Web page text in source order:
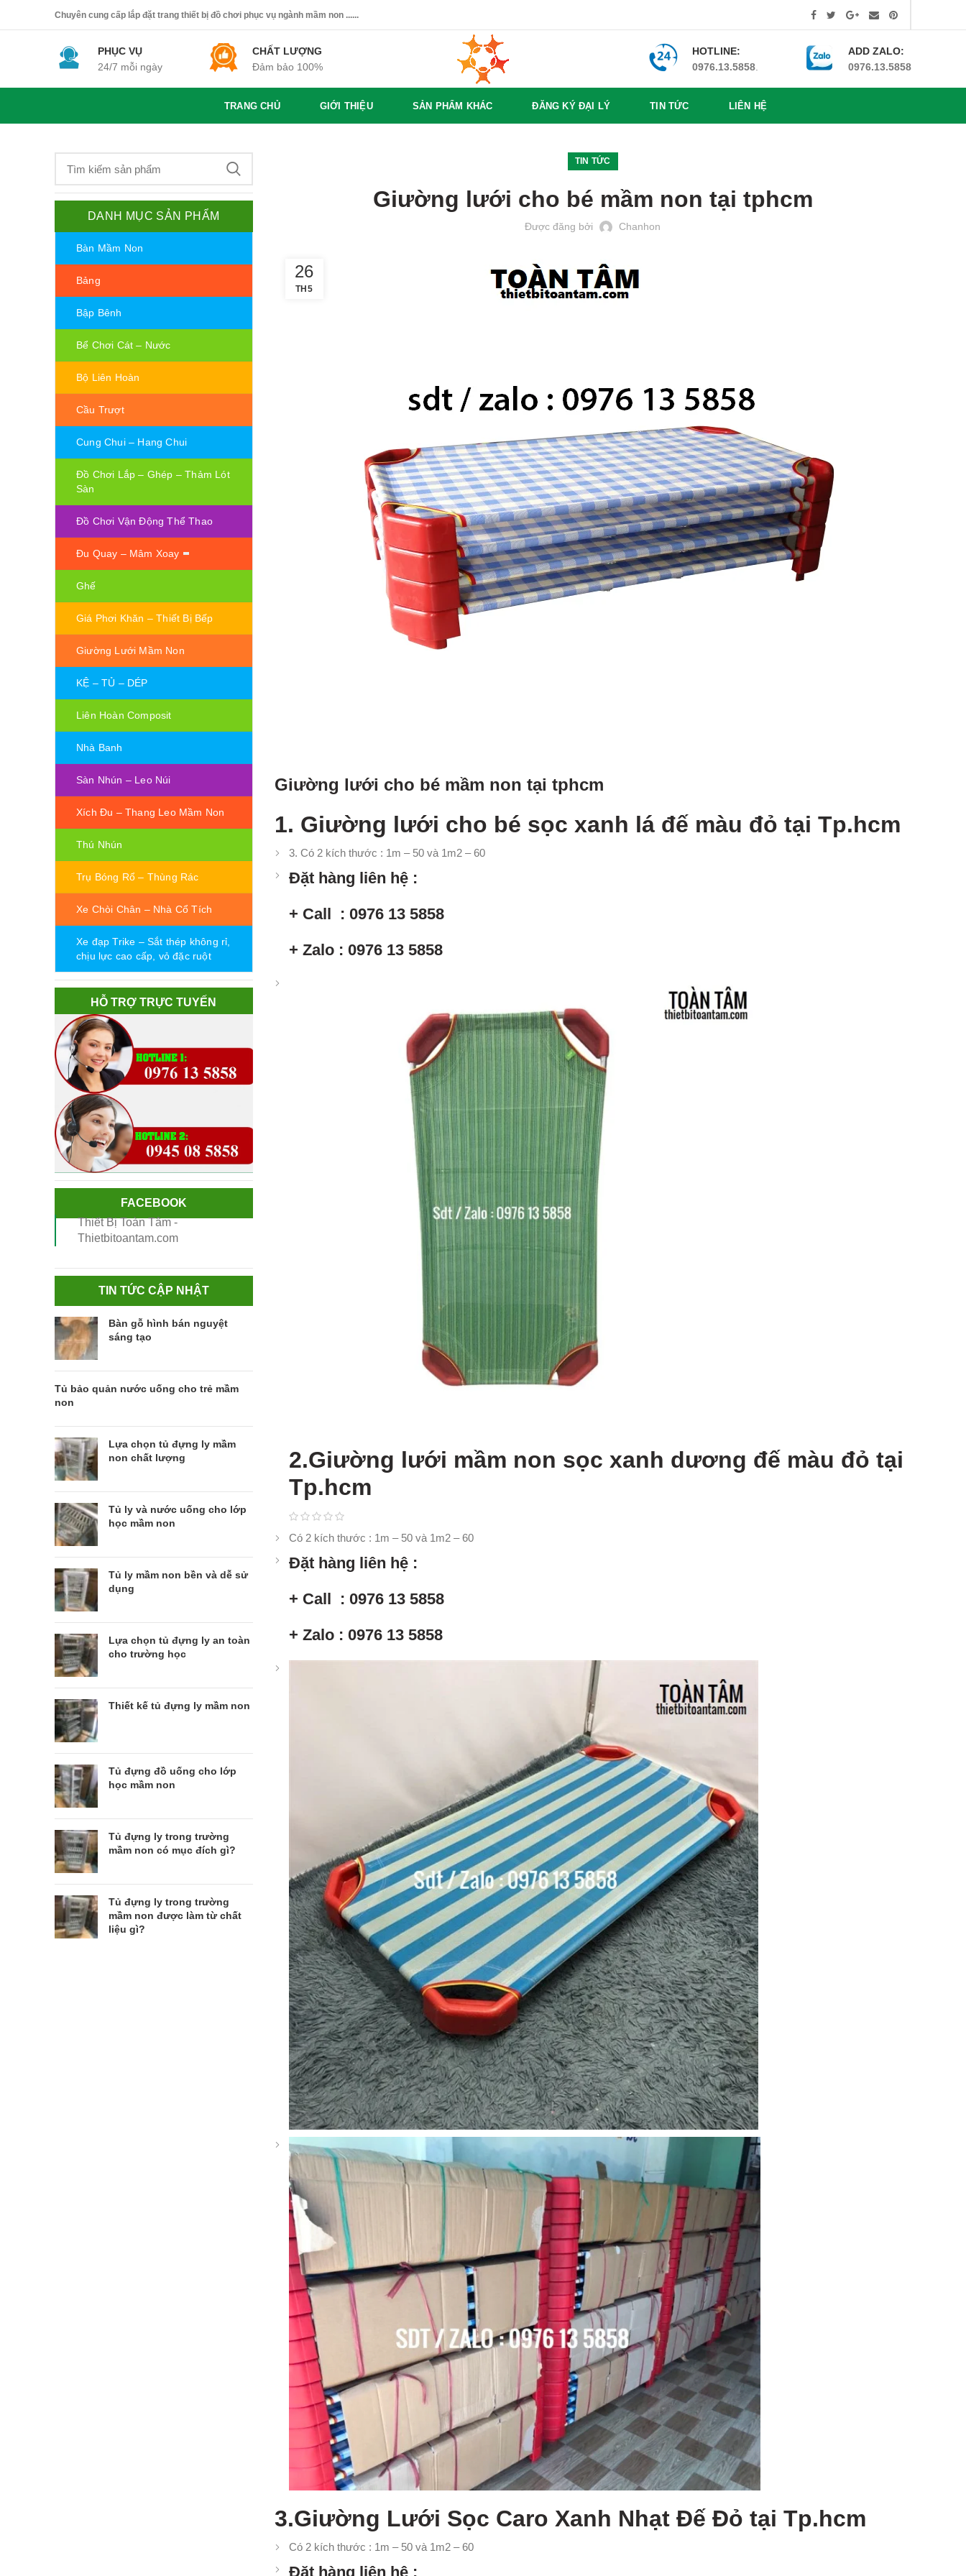
Chuyên cung cấp lắp đặt trang thiết bị đồ chơi phục vụ ngành mầm non ......
PHỤC VỤ
24/7 mỗi ngày
CHẤT LƯỢNG
Đảm bảo 100%
HOTLINE:
0976.13.5858
ADD ZALO:
0976.13.5858
TRANG CHỦ GIỚI THIỆU SẢN PHẨM KHÁC ĐĂNG KÝ ĐẠI LÝ TIN TỨC LIÊN HỆ
TIN TỨC
Giường lưới cho bé mầm non tại tphcm
Được đăng bởi Chanhon
26
TH5
Giường lưới cho bé mầm non tại tphcm
1. Giường lưới cho bé sọc xanh lá đế màu đỏ tại Tp.hcm
3. Có 2 kích thước : 1m – 50 và 1m2 – 60
Đặt hàng liên hệ :
+ Call : 0976 13 5858
+ Zalo : 0976 13 5858
2.Giường lưới mầm non sọc xanh dương đế màu đỏ tại
Tp.hcm
Có 2 kích thước : 1m – 50 và 1m2 – 60
Đặt hàng liên hệ :
+ Call : 0976 13 5858
+ Zalo : 0976 13 5858
3.Giường Lưới Sọc Caro Xanh Nhạt Đế Đỏ tại Tp.hcm
Có 2 kích thước : 1m – 50 và 1m2 – 60
Đặt hàng liên hệ :
DANH MỤC SẢN PHẨM
Bàn Mầm Non
Bảng
Bập Bênh
Bể Chơi Cát – Nước
Bộ Liên Hoàn
Cầu Trượt
Cung Chui – Hang Chui
Đồ Chơi Lắp – Ghép – Thảm Lót
Sàn
Đồ Chơi Vận Động Thể Thao
Đu Quay – Mâm Xoay
Ghế
Giá Phơi Khăn – Thiết Bị Bếp
Giường Lưới Mầm Non
KỆ – TỦ – DÉP
Liên Hoàn Composit
Nhà Banh
Sàn Nhún – Leo Núi
Xích Đu – Thang Leo Mầm Non
Thú Nhún
Trụ Bóng Rổ – Thùng Rác
Xe Chòi Chân – Nhà Cổ Tích
Xe đạp Trike – Sắt thép không rỉ,
chịu lực cao cấp, vỏ đặc ruột
HỖ TRỢ TRỰC TUYẾN
FACEBOOK
Thiết Bị Toàn Tâm -
Thietbitoantam.com
TIN TỨC CẬP NHẬT
Bàn gỗ hình bán nguyệt
sáng tạo
Tủ bảo quản nước uống cho trẻ mầm
non
Lựa chọn tủ đựng ly mầm
non chất lượng
Tủ ly và nước uống cho lớp
học mầm non
Tủ ly mầm non bền và dễ sử
dụng
Lựa chọn tủ đựng ly an toàn
cho trường học
Thiết kế tủ đựng ly mầm non
Tủ đựng đồ uống cho lớp
học mầm non
Tủ đựng ly trong trường
mầm non có mục đích gì?
Tủ đựng ly trong trường
mầm non được làm từ chất
liệu gì?